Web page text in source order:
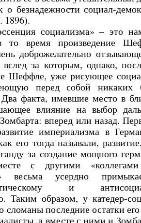
о безнадежности социал-
1896).
социализма» – это
то время произведение
доброжелательно
за которым, однако,
Шеффле, уже рисующее
перед собой никаких
Два факта, имевшие место в
влияние на выбор
вперед или назад.
империализма в
его тогда называли,
за создание мощного
с другими
весьма усердно
и
Таким образом, у катедер-
сломаны последние остатки
а вместе с ними и